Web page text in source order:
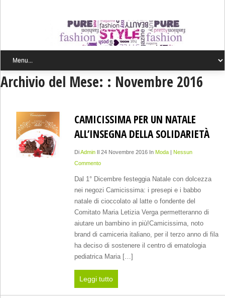
Archivio del Mese: : Novembre 2016
CAMICISSIMA PER UN NATALE
ALL’INSEGNA DELLA SOLIDARIETÀ
DiAdminIl 24 Novembre 2016 In Moda| Nessun
Commento
Dal 1° Dicembre festeggia Natale con dolcezza
nei negozi Camicissima: i presepi e i babbo
natale di cioccolato al latte o fondente del
Comitato Maria Letizia Verga permetteranno di
aiutare un bambino in più!Camicissima, noto
brand di camiceria italiano, per il terzo anno di fila
ha deciso di sostenere il centro di ematologia
pediatrica Maria […]
Leggi tutto